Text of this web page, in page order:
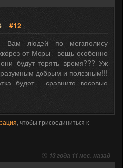
#12
людей по мегаполису
от Моры - вещь особенно
будут терять время??? Уж
добрым и полезным!!!
будет - сравните весовые
, чтобы присоединиться к
13 года 11 мес. назад